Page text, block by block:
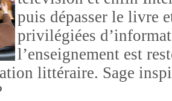
puis dépasser le livre
privilégiées
l’enseignement est
littéraire. Sage